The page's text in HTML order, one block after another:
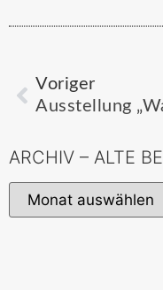
Voriger
ARCHIV – ALTE